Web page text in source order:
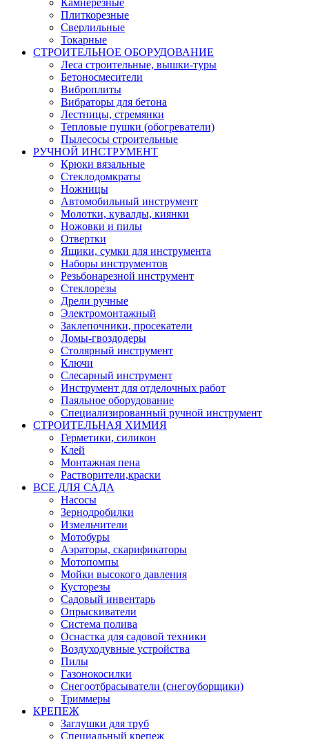
Плиткорезные
Сверлильные
Токарные
СТРОИТЕЛЬНОЕ ОБОРУДОВАНИЕ
Леса строительные, вышки-туры
Бетоносмесители
Виброплиты
Вибраторы для бетона
Лестницы, стремянки
Тепловые пушки (обогреватели)
Пылесосы строительные
РУЧНОЙ ИНСТРУМЕНТ
Крюки вязальные
Стеклодомкраты
Ножницы
Автомобильный инструмент
Молотки, кувалды, киянки
Ножовки и пилы
Отвертки
Ящики, сумки для инструмента
Наборы инструментов
Резьбонарезной инструмент
Стеклорезы
Дрели ручные
Электромонтажный
Заклепочники, просекатели
Ломы-гвоздодеры
Столярный инструмент
Ключи
Слесарный инструмент
Инструмент для отделочных работ
Паяльное оборудование
Специализированный ручной инструмент
СТРОИТЕЛЬНАЯ ХИМИЯ
Герметики, силикон
Клей
Монтажная пена
Растворители,краски
ВСЕ ДЛЯ САДА
Насосы
Зернодробилки
Измельчители
Мотобуры
Аэраторы, скарификаторы
Мотопомпы
Мойки высокого давления
Кусторезы
Садовый инвентарь
Опрыскиватели
Система полива
Оснастка для садовой техники
Воздуходувные устройства
Пилы
Газонокосилки
Снегоотбрасыватели (снегоуборщики)
Триммеры
КРЕПЕЖ
Заглушки для труб
Специальный крепеж